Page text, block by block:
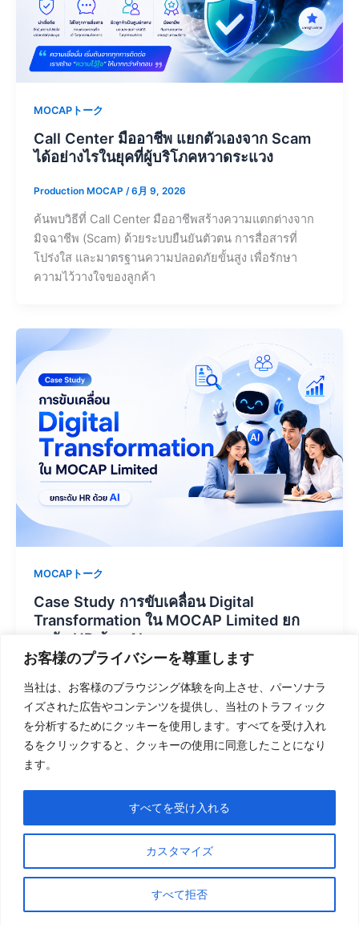
お客様のプライバシーを尊重します
当社は、お客様のブラウジング体験を向上させ、パーソナラ
イズされた広告やコンテンツを提供し、当社のトラフィック
を分析するためにクッキーを使用します。すべてを受け入れ
るをクリックすると、クッキーの使用に同意したことになり
ます。
カスタマイズ
すべて拒否
すべてを受け入れる
MOCAPトーク
Call Center มืออาชีพ แยกตัวเองจาก Scam
ได้อย่างไรในยุคที่ผู้บริโภคหวาดระแวง
Production MOCAP /6月 9, 2026
ค้นพบวิธีที่ Call Center มืออาชีพสร้างความแตกต่างจาก
มิจฉาชีพ (Scam) ด้วยระบบยืนยันตัวตน การสื่อสารที่
โปร่งใส และมาตรฐานความปลอดภัยขั้นสูง เพื่อรักษา
ความไว้วางใจของลูกค้า
MOCAPトーク
Case Study การขับเคลื่อน Digital
Transformation ใน MOCAP Limited ยก
ระดับ HR ด้วย AI
ในอุตสาหกรรม Outsource Call Center และ BPO
(Business Process Outsourcing) ความสามารถในการ
“จัดหาบุคลากรคุณภาพในปริมาณมาก” (Mass
Recruitment) คือความได้เปรียบทางธุรกิจ แต่ในโลกความ
MOCAP Limited ได้เปลี่ยนวิกฤตนี้ให้เป็นโอกาสผ่านการ
ทำ Internal Transformation ด้วยการนำเทคโนโลยี AI มา
เป็นเครื่องมือหลักในการตัดสินใจ